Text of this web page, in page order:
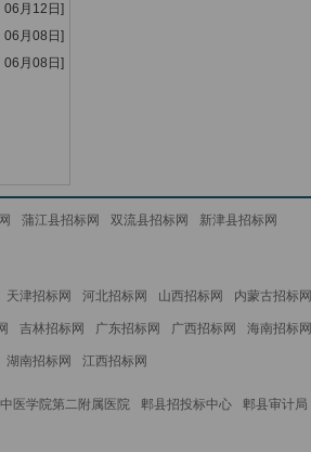
06月12日]
06月08日]
06月08日]
蒲江县招标网 双流县招标网 新津县招标网
天津招标网 河北招标网 山西招标网 内蒙古招标网
吉林招标网 广东招标网 广西招标网 海南招标网
湖南招标网 江西招标网
医学院第二附属医院 郫县招投标中心 郫县审计局